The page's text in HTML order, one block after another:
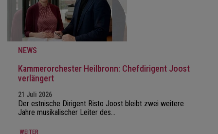
NEWS
Kammerorchester Heilbronn: Chefdirigent Joost
verlängert
21 Juli 2026
Der estnische Dirigent Risto Joost bleibt zwei weitere
Jahre musikalischer Leiter des…
WEITER